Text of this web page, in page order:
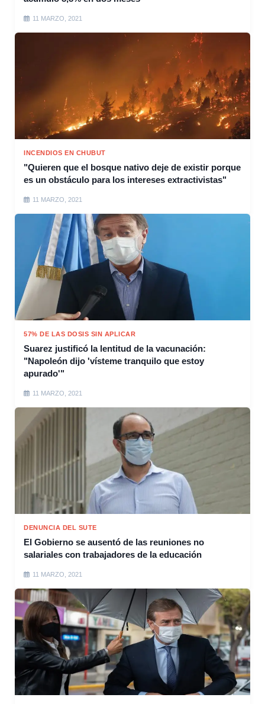
11 MARZO, 2021
INCENDIOS EN CHUBUT
"Quieren que el bosque nativo deje de existir porque
es un obstáculo para los intereses extractivistas"
11 MARZO, 2021
57% DE LAS DOSIS SIN APLICAR
Suarez justificó la lentitud de la vacunación:
"Napoleón dijo 'vísteme tranquilo que estoy
apurado'"
11 MARZO, 2021
DENUNCIA DEL SUTE
El Gobierno se ausentó de las reuniones no
salariales con trabajadores de la educación
11 MARZO, 2021